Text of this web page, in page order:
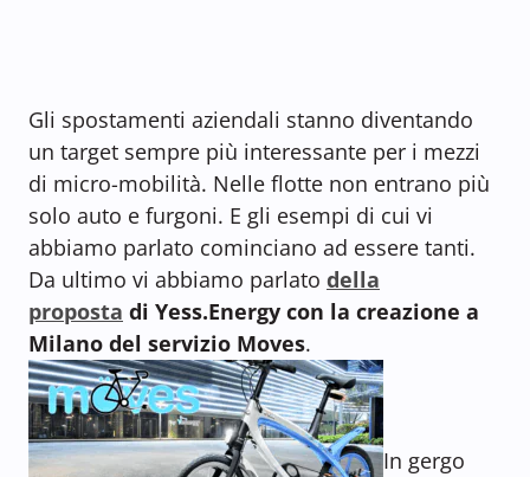
Gli spostamenti aziendali stanno diventando
un target sempre più interessante per i mezzi
di micro-mobilità. Nelle flotte non entrano più
solo auto e furgoni. E gli esempi di cui vi
abbiamo parlato cominciano ad essere tanti.
Da ultimo vi abbiamo parlato della
proposta di Yess.Energy con la creazione a
Milano del servizio Moves.
In gergo